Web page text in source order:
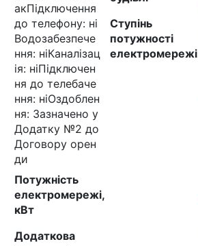
акПідключення
до телефону: ні
Водозабезпече
ння: ніКаналізац
ія: ніПідключен
ня до телебаче
ння: ніОздоблен
ня: Зазначено у
Додатку №2 до
Договору орен
ди
Потужність
електромережі,
кВт
Додаткова
Ступінь
потужності
електромережі